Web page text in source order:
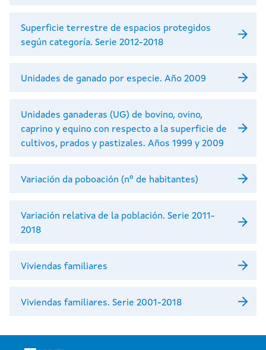
Superficie terrestre de espacios protegidos
según categoría. Serie 2012-2018
Unidades de ganado por especie. Año 2009
Unidades ganaderas (UG) de bovino, ovino,
caprino y equino con respecto a la superficie de
cultivos, prados y pastizales. Años 1999 y 2009
Variación da poboación (nº de habitantes)
Variación relativa de la población. Serie 2011-
2018
Viviendas familiares
Viviendas familiares. Serie 2001-2018